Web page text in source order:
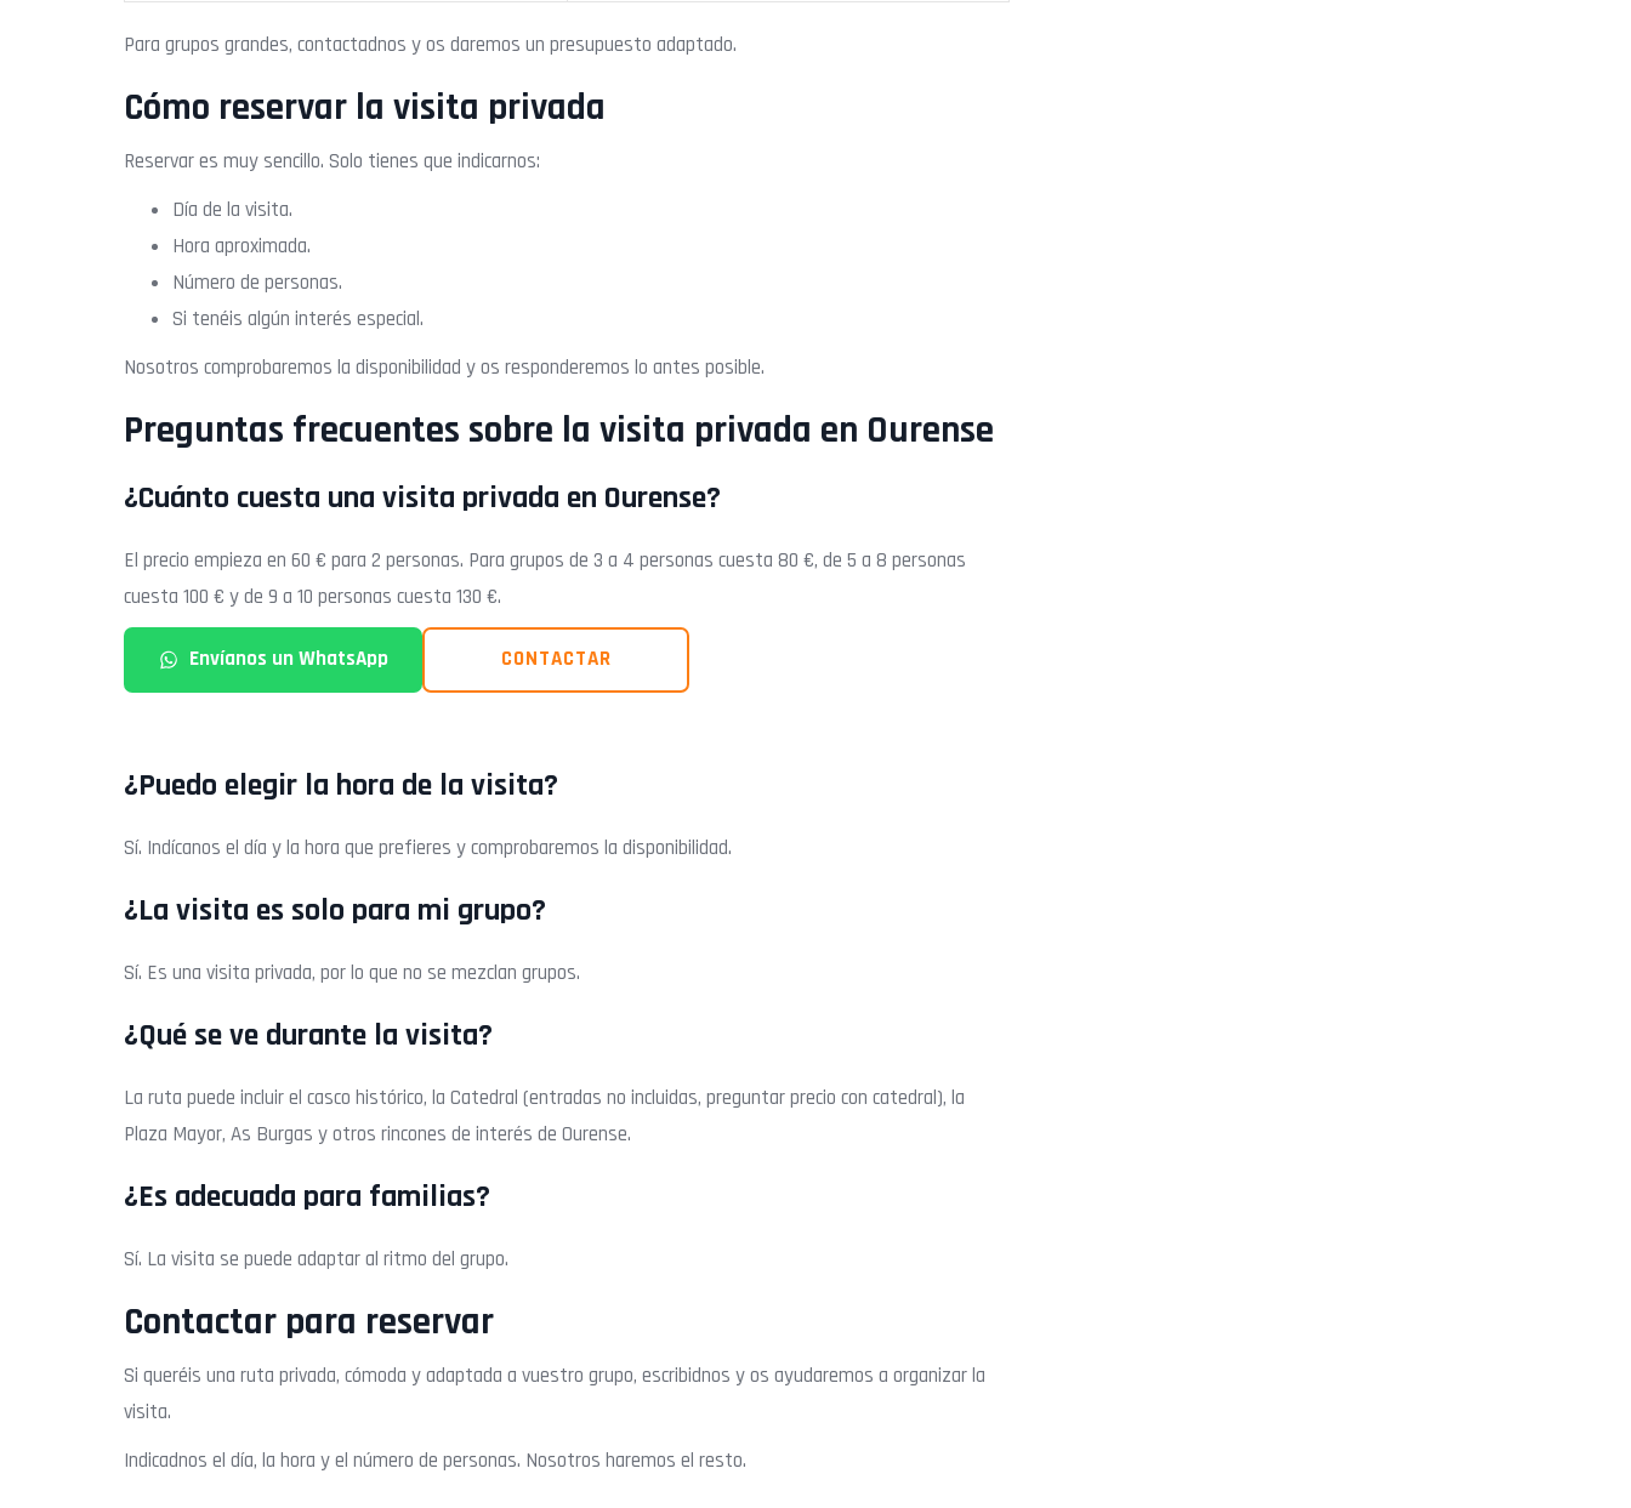
Para grupos grandes, contactadnos y os daremos un presupuesto adaptado.
Cómo reservar la visita privada
Reservar es muy sencillo. Solo tienes que indicarnos:
Día de la visita.
Hora aproximada.
Número de personas.
Si tenéis algún interés especial.
Nosotros comprobaremos la disponibilidad y os responderemos lo antes posible.
Preguntas frecuentes sobre la visita privada en Ourense
¿Cuánto cuesta una visita privada en Ourense?
El precio empieza en 60 € para 2 personas. Para grupos de 3 a 4 personas cuesta 80 €, de 5 a 8 personas
cuesta 100 € y de 9 a 10 personas cuesta 130 €.
Envíanos un WhatsApp CONTACTAR
¿Puedo elegir la hora de la visita?
Sí. Indícanos el día y la hora que prefieres y comprobaremos la disponibilidad.
¿La visita es solo para mi grupo?
Sí. Es una visita privada, por lo que no se mezclan grupos.
¿Qué se ve durante la visita?
La ruta puede incluir el casco histórico, la Catedral (entradas no incluidas, preguntar precio con catedral), la
Plaza Mayor, As Burgas y otros rincones de interés de Ourense.
¿Es adecuada para familias?
Sí. La visita se puede adaptar al ritmo del grupo.
Contactar para reservar
Si queréis una ruta privada, cómoda y adaptada a vuestro grupo, escribidnos y os ayudaremos a organizar la
visita.
Indicadnos el día, la hora y el número de personas. Nosotros haremos el resto.